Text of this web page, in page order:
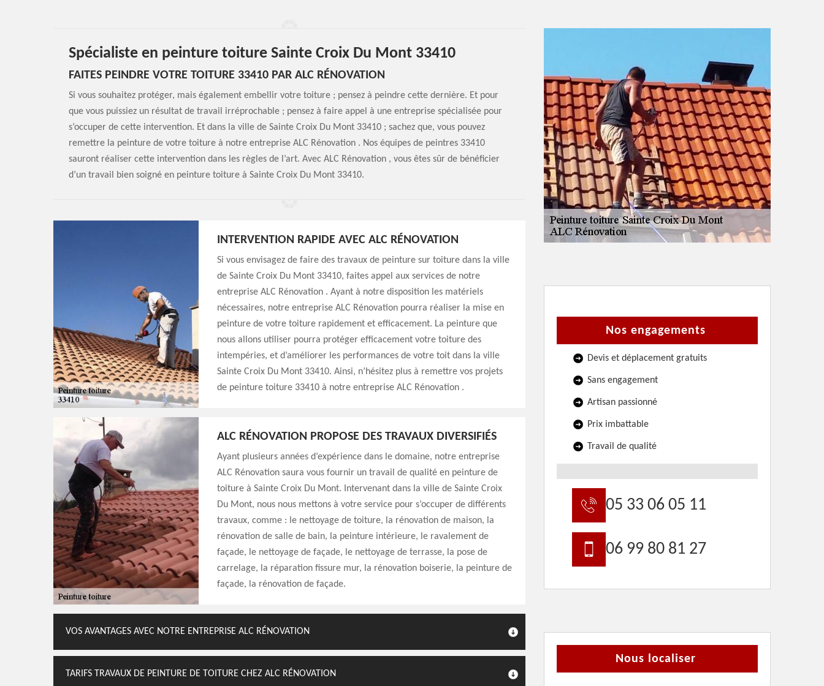
Spécialiste en peinture toiture Sainte Croix Du Mont 33410
FAITES PEINDRE VOTRE TOITURE 33410 PAR ALC RÉNOVATION
Si vous souhaitez protéger, mais également embellir votre toiture ; pensez à peindre cette dernière. Et pour
que vous puissiez un résultat de travail irréprochable ; pensez à faire appel à une entreprise spécialisée pour
s’occuper de cette intervention. Et dans la ville de Sainte Croix Du Mont 33410 ; sachez que, vous pouvez
remettre la peinture de votre toiture à notre entreprise ALC Rénovation . Nos équipes de peintres 33410
sauront réaliser cette intervention dans les règles de l’art. Avec ALC Rénovation , vous êtes sûr de bénéficier
d’un travail bien soigné en peinture toiture à Sainte Croix Du Mont 33410.
INTERVENTION RAPIDE AVEC ALC RÉNOVATION
Si vous envisagez de faire des travaux de peinture sur toiture dans la ville
de Sainte Croix Du Mont 33410, faites appel aux services de notre
entreprise ALC Rénovation . Ayant à notre disposition les matériels
nécessaires, notre entreprise ALC Rénovation pourra réaliser la mise en
peinture de votre toiture rapidement et efficacement. La peinture que
nous allons utiliser pourra protéger efficacement votre toiture des
intempéries, et d’améliorer les performances de votre toit dans la ville
Sainte Croix Du Mont 33410. Ainsi, n’hésitez plus à remettre vos projets
de peinture toiture 33410 à notre entreprise ALC Rénovation .
ALC RÉNOVATION PROPOSE DES TRAVAUX DIVERSIFIÉS
Ayant plusieurs années d’expérience dans le domaine, notre entreprise
ALC Rénovation saura vous fournir un travail de qualité en peinture de
toiture à Sainte Croix Du Mont. Intervenant dans la ville de Sainte Croix
Du Mont, nous nous mettons à votre service pour s’occuper de différents
travaux, comme : le nettoyage de toiture, la rénovation de maison, la
rénovation de salle de bain, la peinture intérieure, le ravalement de
façade, le nettoyage de façade, le nettoyage de terrasse, la pose de
carrelage, la réparation fissure mur, la rénovation boiserie, la peinture de
façade, la rénovation de façade.
VOS AVANTAGES AVEC NOTRE ENTREPRISE ALC RÉNOVATION
TARIFS TRAVAUX DE PEINTURE DE TOITURE CHEZ ALC RÉNOVATION
Nos engagements
Devis et déplacement gratuits
Sans engagement
Artisan passionné
Prix imbattable
Travail de qualité
05 33 06 05 11
06 99 80 81 27
Nous localiser